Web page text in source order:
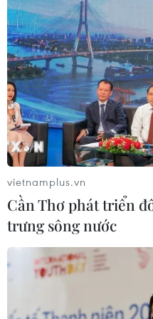
vietnamplus.vn
Cần Thơ phát triển
trưng sông nước